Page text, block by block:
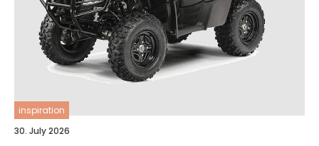
inspiration
30. July 2026